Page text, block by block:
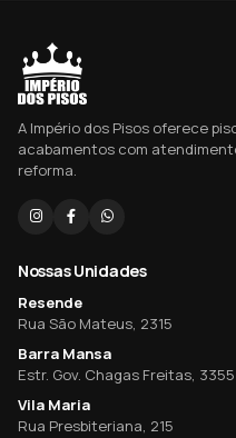
A Império dos Pisos oferece
acabamentos com
reforma.
Nossas Unidades
Resende
Rua São Mateus, 2315
Barra Mansa
Estr. Gov. Chagas Freitas, 3355
Vila Maria
Rua Presbiteriana, 215